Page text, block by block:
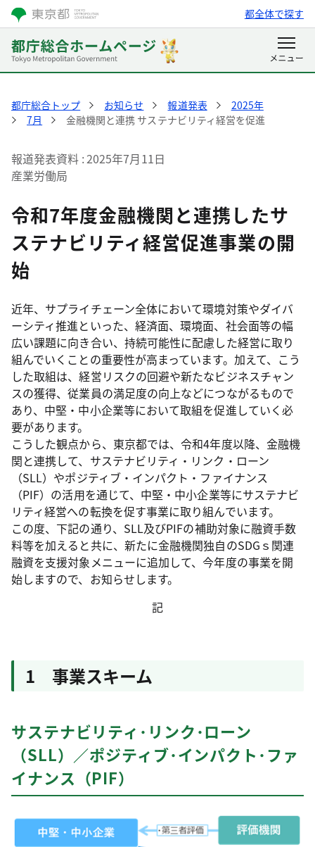
都全体で探す
都庁総合トップ お知らせ 報道発表
2025年
7月
金融機関と連携 サステナビリティ経営を促進
報道発表資料 2025年7月11日
産業労働局
令和7年度金融機関と連携したサ
ステナビリティ経営促進事業の開
始
近年、サプライチェーン全体において環境対策やダイバ
ーシティ推進といった、経済面、環境面、社会面等の幅
広い課題に向き合い、持続可能性に配慮した経営に取り
組んでいくことの重要性が高まっています。加えて、こう
した取組は、経営リスクの回避や新たなビジネスチャン
スの獲得、従業員の満足度の向上などにつながるもので
あり、中堅・中小企業等において取組を促進していく必
要があります。
こうした観点から、東京都では、令和4年度以降、金融機
関と連携して、サステナビリティ・リンク・ローン
（SLL）やポジティブ・インパクト・ファイナンス
（PIF）の活用を通じて、中堅・中小企業等にサステナビ
リティ経営への転換を促す事業に取り組んでいます。
この度、下記の通り、SLL及びPIFの補助対象に融資手数
料等を加えると共に、新たに金融機関独自のSDGｓ関連
融資を支援対象メニューに追加して、今年度の事業を開
始しますので、お知らせします。
記
1 事業スキーム
サステナビリティ･リンク･ローン
（SLL）／ポジティブ･インパクト･ファ
イナンス（PIF）